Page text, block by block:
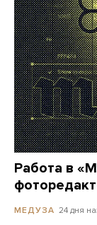
Работа в
МЕДУЗА 24 дня